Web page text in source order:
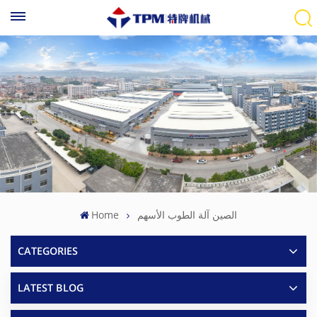
Home الصين آلة الطوب الأسهم
CATEGORIES
LATEST BLOG